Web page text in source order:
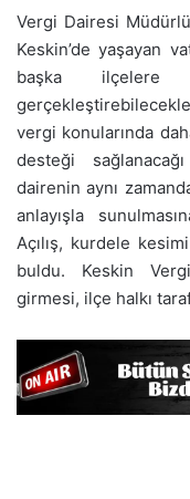
Vergi Dairesi
Keskin’de yaşayan
başka ilçelere
vergi konularında
desteği
dairenin aynı
anlayışla
Açılış, kurdele
buldu. Keskin
girmesi, ilçe halkı